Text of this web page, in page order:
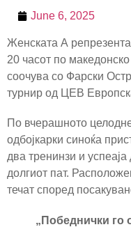
June 6, 2025
Женската А
20 часот по
соочува со Фарски
турнир од ЦЕВ
По вчерашното
одбојкарки синоќа
два тренинзи и
долгиот пат.
течат според
„Победнички го